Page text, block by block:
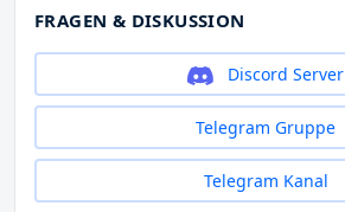
FRAGEN & DISKUSSION
Discord Server
Telegram Gruppe
Telegram Kanal